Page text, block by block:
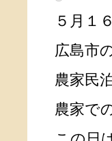
５月１
広島市
農家民
農家で